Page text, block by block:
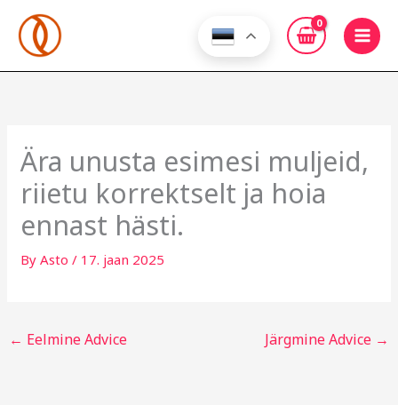
content
Ära unusta esimesi muljeid,
riietu korrektselt ja hoia
ennast hästi.
ByAsto/ 17. jaan 2025
← Eelmine Advice Järgmine Advice →